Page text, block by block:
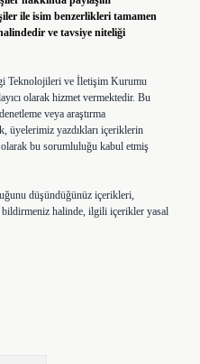
ile isim benzerlikleri tamamen
ve tavsiye niteliği
Teknolojileri ve İletişim Kurumu
olarak hizmet vermektedir. Bu
veya araştırma
üyelerimiz yazdıkları içeriklerin
bu sorumluluğu kabul etmiş
düşündüğünüz içerikleri,
bildirmeniz halinde, ilgili içerikler yasal